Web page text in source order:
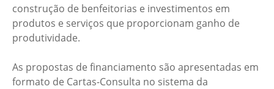
construção de benfeitorias e investimentos em
produtos e serviços que proporcionam ganho de
produtividade.
As propostas de financiamento são apresentadas em
formato de Cartas-Consulta no sistema da